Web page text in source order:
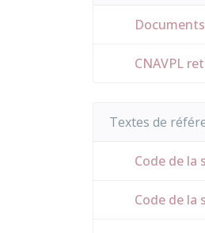
CNAVPL
Textes de
Code de la
Code de la